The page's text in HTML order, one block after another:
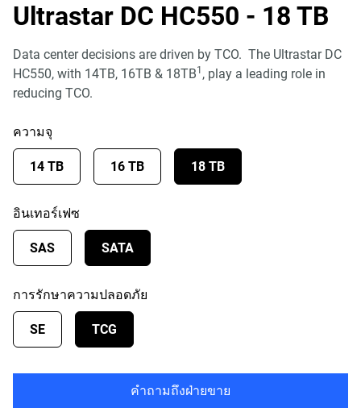
Ultrastar DC HC550 - 18 TB
Data center decisions are driven by TCO. The Ultrastar DC
HC550, with 14TB, 16TB & 18TB1 , play a leading role in
reducing TCO.
ความจุ
14 TB 16 TB 18 TB
อินเทอร์เฟซ
SAS SATA
การรักษาความปลอดภัย
SE TCG
คำถามถึงฝ่ายขาย